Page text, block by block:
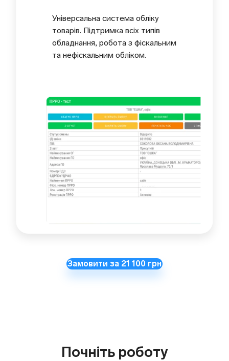
Універсальна система обліку
товарів. Підтримка всіх типів
обладнання, робота з фіскальним
та нефіскальним обліком.
Замовити за 21 100 грн
Почніть роботу